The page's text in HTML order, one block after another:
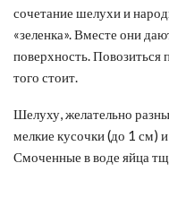
сочетание шелухи и
«зеленка». Вместе они
поверхность. Повозиться
того стоит.
Шелуху, желательно
мелкие кусочки (до 1 см)
Смоченные в воде яйца